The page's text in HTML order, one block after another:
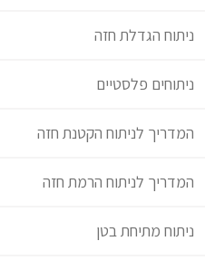
ניתוח הגדלת חזה
ניתוחים פלסטיים
המדריך לניתוח הקטנת חזה
המדריך לניתוח הרמת חזה
ניתוח מתיחת בטן